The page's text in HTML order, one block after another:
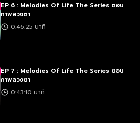
EP 6 : Melodies Of Life The Series ตอน
ภาพลวงตา
0:46:25 นาที
EP 7 : Melodies Of Life The Series ตอน
ภาพลวงตา
0:43:10 นาที